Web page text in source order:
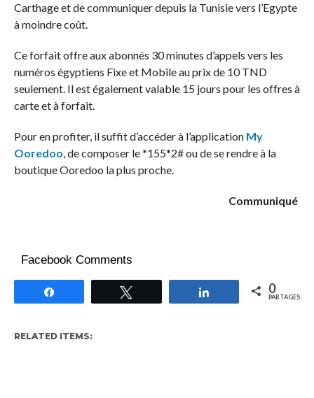
Carthage et de communiquer depuis la Tunisie vers l’Egypte
à moindre coût.
Ce forfait offre aux abonnés 30 minutes d’appels vers les
numéros égyptiens Fixe et Mobile au prix de 10 TND
seulement. Il est également valable 15 jours pour les offres à
carte et à forfait.
Pour en profiter, il suffit d’accéder à l’application My
Ooredoo, de composer le *155*2# ou de se rendre à la
boutique Ooredoo la plus proche.
Communiqué
Facebook Comments
Partagez 0
PARTAGES
RELATED ITEMS: